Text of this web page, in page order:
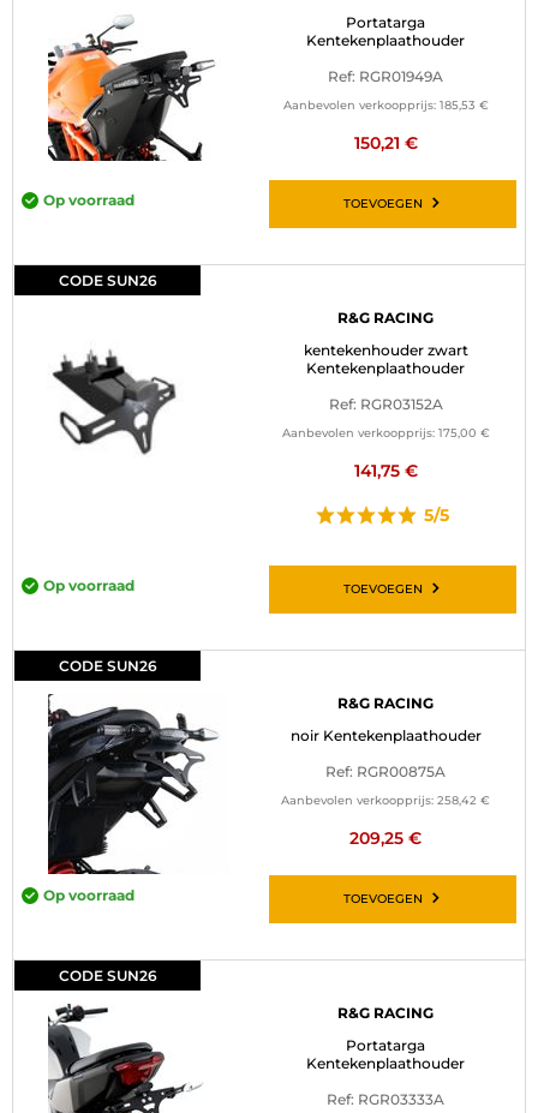
Portatarga
Kentekenplaathouder
Ref: RGR01949A
Aanbevolen verkoopprijs: 185,53 €
150,21 €
Op voorraad TOEVOEGEN
CODE SUN26
R&G RACING
kentekenhouder zwart
Kentekenplaathouder
Ref: RGR03152A
Aanbevolen verkoopprijs: 175,00 €
141,75 €
5/5
Op voorraad TOEVOEGEN
CODE SUN26
R&G RACING
noir Kentekenplaathouder
Ref: RGR00875A
Aanbevolen verkoopprijs: 258,42 €
209,25 €
Op voorraad TOEVOEGEN
CODE SUN26
R&G RACING
Portatarga
Kentekenplaathouder
Ref: RGR03333A